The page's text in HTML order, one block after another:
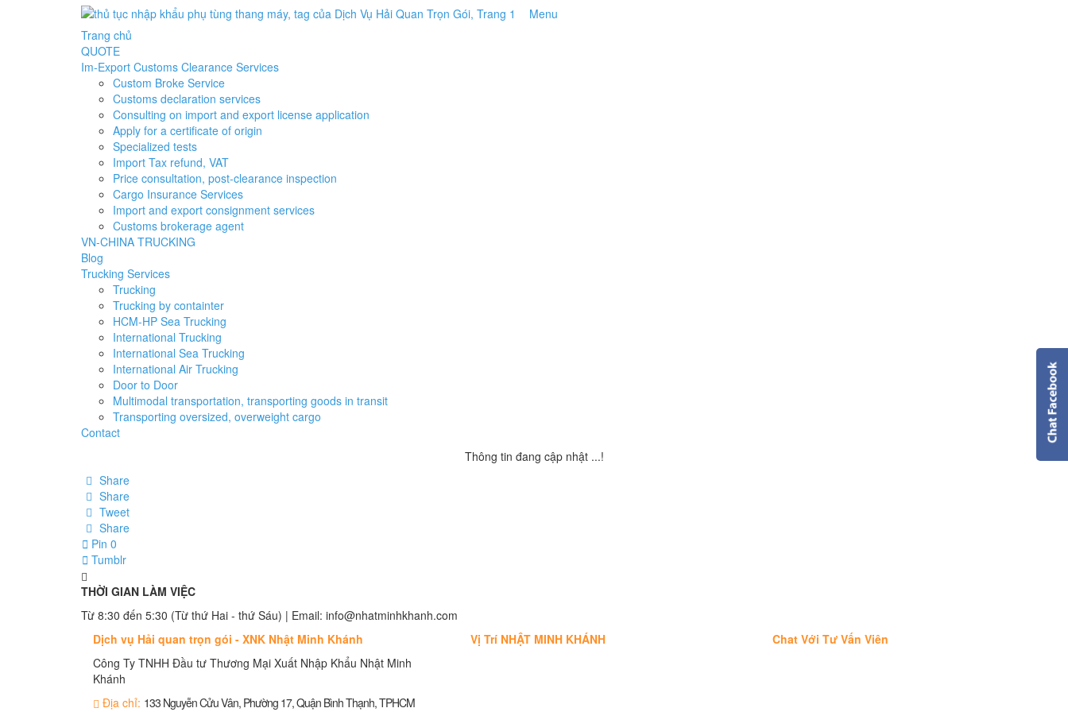
Menu
Trang chủ
QUOTE
Im-Export Customs Clearance Services
Custom Broke Service
Customs declaration services
Consulting on import and export license application
Apply for a certificate of origin
Specialized tests
Import Tax refund, VAT
Price consultation, post-clearance inspection
Cargo Insurance Services
Import and export consignment services
Customs brokerage agent
VN-CHINA TRUCKING
Blog
Trucking Services
Trucking
Trucking by containter
HCM-HP Sea Trucking
International Trucking
International Sea Trucking
International Air Trucking
Door to Door
Multimodal transportation, transporting goods in transit
Transporting oversized, overweight cargo
Contact
Thông tin đang cập nhật ...!
Share
Share
Tweet
Share
Pin 0
Tumblr
THỜI GIAN LÀM VIỆC
Từ 8:30 đến 5:30 (Từ thứ Hai - thứ Sáu) | Email: info@nhatminhkhanh.com
Dịch vụ Hải quan trọn gói - XNK Nhật Minh Khánh
Công Ty TNHH Đầu tư Thương Mại Xuất Nhập Khẩu Nhật Minh
Khánh
Địa chỉ: 133 Nguyễn Cửu Vân, Phường 17, Quận Bình Thạnh, TPHCM
Vị Trí NHẬT MINH KHÁNH Chat Với Tư Vấn Viên